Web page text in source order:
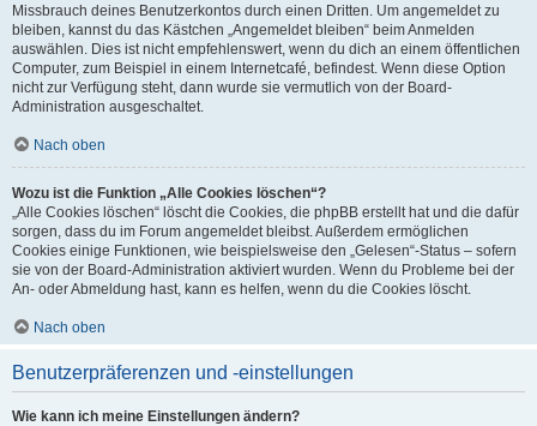
Missbrauch deines Benutzerkontos durch einen Dritten. Um angemeldet zu
bleiben, kannst du das Kästchen „Angemeldet bleiben“ beim Anmelden
auswählen. Dies ist nicht empfehlenswert, wenn du dich an einem öffentlichen
Computer, zum Beispiel in einem Internetcafé, befindest. Wenn diese Option
nicht zur Verfügung steht, dann wurde sie vermutlich von der Board-
Administration ausgeschaltet.
Nach oben
Wozu ist die Funktion „Alle Cookies löschen“?
„Alle Cookies löschen“ löscht die Cookies, die phpBB erstellt hat und die dafür
sorgen, dass du im Forum angemeldet bleibst. Außerdem ermöglichen
Cookies einige Funktionen, wie beispielsweise den „Gelesen“-Status – sofern
sie von der Board-Administration aktiviert wurden. Wenn du Probleme bei der
An- oder Abmeldung hast, kann es helfen, wenn du die Cookies löscht.
Nach oben
Benutzerpräferenzen und -einstellungen
Wie kann ich meine Einstellungen ändern?